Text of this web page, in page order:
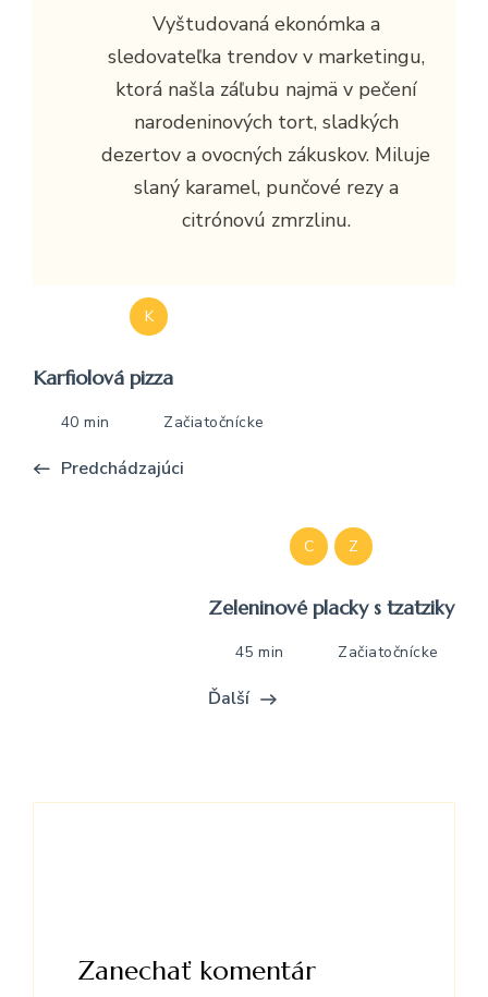
Vyštudovaná ekonómka a
sledovateľka trendov v marketingu,
ktorá našla záľubu najmä v pečení
narodeninových tort, sladkých
dezertov a ovocných zákuskov. Miluje
slaný karamel, punčové rezy a
citrónovú zmrzlinu.
K
Karfiolová pizza
40 min Začiatočnícke
Predchádzajúci
C Z
Zeleninové placky s tzatziky
45 min Začiatočnícke
Ďalší
Zanechať komentár